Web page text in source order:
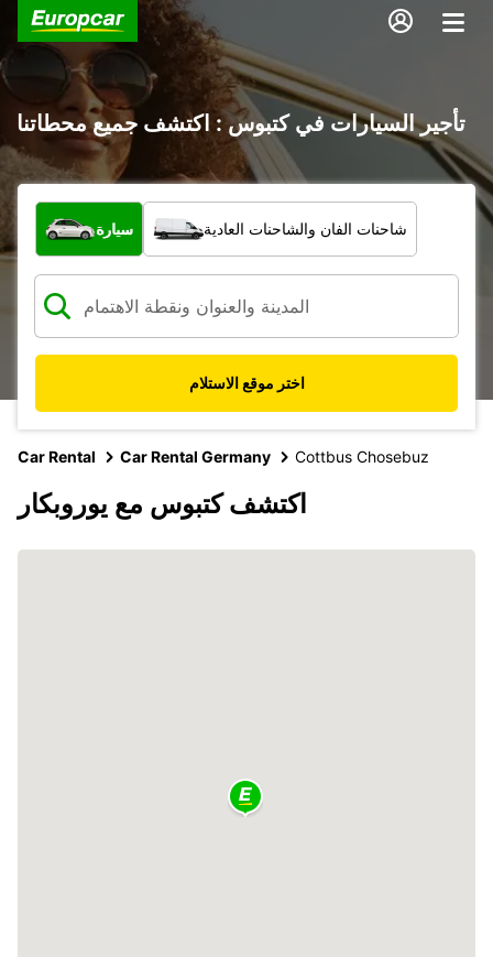
تأجير السيارات في كتبوس : اكتشف جميع محطاتنا
ما نوع المركبة؟
سيارة شاحنات الفان والشاحنات العادية
اختر موقع الاستلام
Car Rental Car Rental Germany Cottbus Chosebuz
اكتشف كتبوس مع يوروبكار